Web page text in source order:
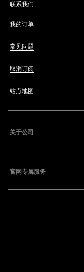
联系我们
我的订单
常见问题
取消订阅
站点地图
关于公司
官网专属服务